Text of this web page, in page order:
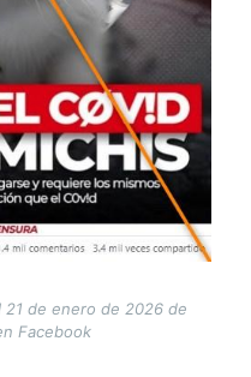
21 de enero de 2026 de
Facebook